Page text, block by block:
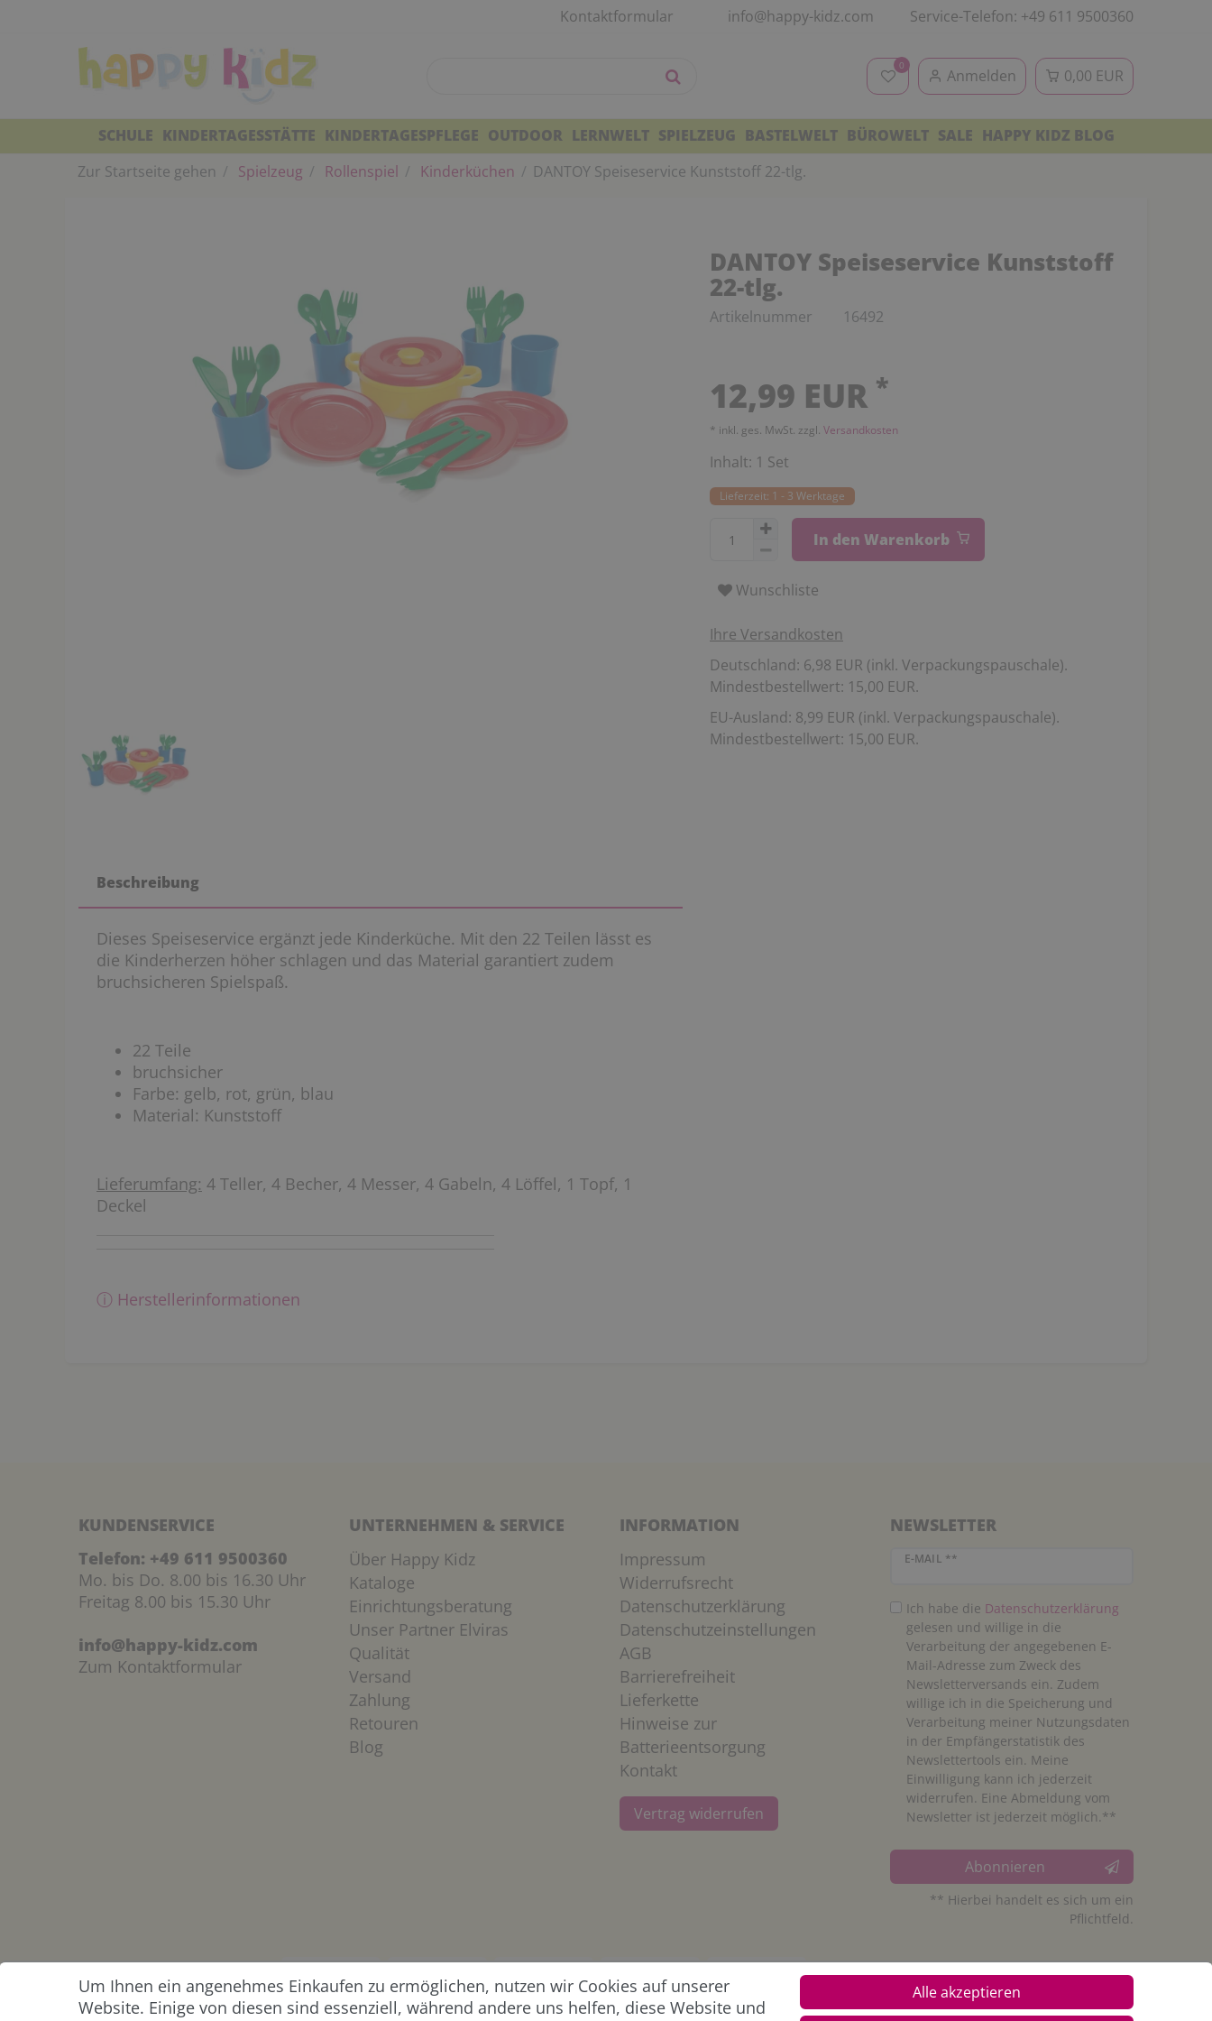
Kontaktformular info@happy-kidz.com Service-Telefon: +49 611 9500360
0
Anmelden 0,00 EUR
SCHULE KINDERTAGESSTÄTTE KINDERTAGESPFLEGE OUTDOOR LERNWELT SPIELZEUG BASTELWELT BÜROWELT SALE HAPPY KIDZ BLOG
Zur Startseite gehen
Spielzeug Rollenspiel Kinderküchen DANTOY Speiseservice Kunststoff 22-tlg.
DANTOY Speiseservice Kunststoff
22-tlg.
Artikelnummer 16492
12,99 EUR *
* inkl. ges. MwSt. zzgl. Versandkosten
Inhalt: 1 Set
Lieferzeit: 1 - 3 Werktage
In den Warenkorb
Wunschliste
Ihre Versandkosten
Deutschland: 6,98 EUR (inkl. Verpackungspauschale).
Mindestbestellwert: 15,00 EUR.
EU-Ausland: 8,99 EUR (inkl. Verpackungspauschale).
Mindestbestellwert: 15,00 EUR.
Beschreibung
Dieses Speiseservice ergänzt jede Kinderküche. Mit den 22 Teilen lässt es
die Kinderherzen höher schlagen und das Material garantiert zudem
bruchsicheren Spielspaß.
22 Teile
bruchsicher
Farbe: gelb, rot, grün, blau
Material: Kunststoff
Lieferumfang: 4 Teller, 4 Becher, 4 Messer, 4 Gabeln, 4 Löffel, 1 Topf, 1
Deckel
ⓘ Herstellerinformationen
KUNDENSERVICE
Telefon: +49 611 9500360
Mo. bis Do. 8.00 bis 16.30 Uhr
Freitag 8.00 bis 15.30 Uhr
info@happy-kidz.com
Zum Kontaktformular
UNTERNEHMEN & SERVICE
Über Happy Kidz
Kataloge
Einrichtungsberatung
Unser Partner Elviras
Qualität
Versand
Zahlung
Retouren
Blog
INFORMATION
Impressum
Widerrufsrecht
Datenschutzerklärung
Datenschutzeinstellungen
AGB
Barrierefreiheit
Lieferkette
Hinweise zur
Batterieentsorgung
Kontakt
Vertrag widerrufen
NEWSLETTER
E-MAIL **
Newsletter Honig
Ich habe die Daten­schutz­erklärung
gelesen und willige in die
Verarbeitung der angegebenen E-
Mail-Adresse zum Zweck des
Newsletterversands ein. Zudem
willige ich in die Speicherung und
Verarbeitung meiner Nutzungsdaten
in der Empfängerstatistik des
Newslettertools ein. Meine
Einwilligung kann ich jederzeit
widerrufen. Eine Abmeldung vom
Newsletter ist jederzeit möglich.**
Abonnieren
** Hierbei handelt es sich um ein
Pflichtfeld.
ZAHLUNG &
VERSAND
Um Ihnen ein angenehmes Einkaufen zu ermöglichen, nutzen wir Cookies auf unserer
Website. Einige von diesen sind essenziell, während andere uns helfen, diese Website und
Alle akzeptieren